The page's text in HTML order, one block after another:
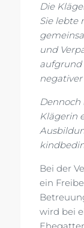
Die
Sie lebte
und
aufgrund
Klägerin
Bei der
ein
wird bei